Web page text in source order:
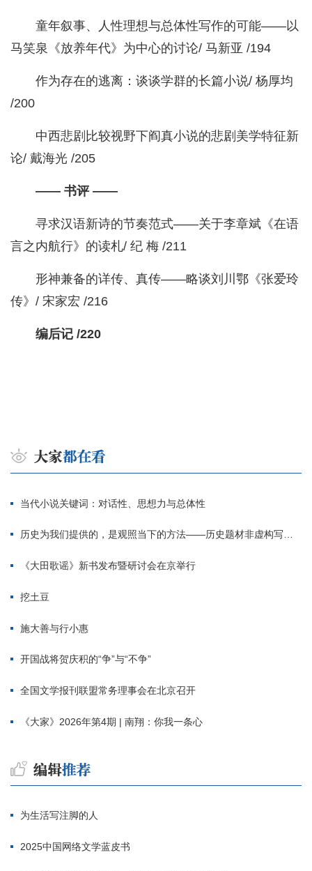
童年叙事、人性理想与总体性写作的可能——以
马笑泉《放养年代》为中心的讨论/ 马新亚 /194
作为存在的逃离：谈谈学群的长篇小说/ 杨厚均
/200
中西悲剧比较视野下阎真小说的悲剧美学特征新
论/ 戴海光 /205
—— 书评 ——
寻求汉语新诗的节奏范式——关于李章斌《在语
言之内航行》的读札/ 纪 梅 /211
形神兼备的详传、真传——略谈刘川鄂《张爱玲
传》/ 宋家宏 /216
编后记 /220
当代小说关键词：对话性、思想力与总体性
历史为我们提供的，是观照当下的方法——历史题材非虚构写作多人谈
《大田歌谣》新书发布暨研讨会在京举行
挖土豆
施大善与行小惠
开国战将贺庆积的“争”与“不争”
全国文学报刊联盟常务理事会在北京召开
《大家》2026年第4期 | 南翔：你我一条心
为生活写注脚的人
2025中国网络文学蓝皮书